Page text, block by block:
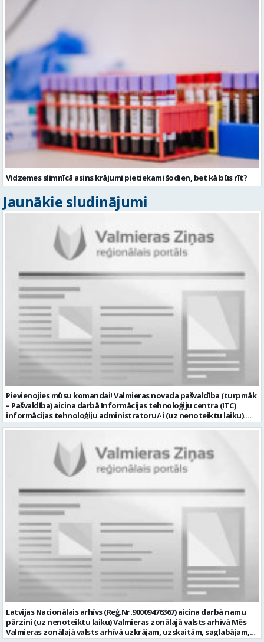
Vidzemes slimnīcā asins krājumi pietiekami šodien, bet kā būs rīt?
Jaunākie sludinājumi
Pievienojies mūsu komandai! Valmieras novada pašvaldība (turpmāk
– Pašvaldība) aicina darbā Informācijas tehnoloģiju centra (ITC)
informācijas tehnoloģiju administratoru/-i (uz nenoteiktu laiku).
Darba vieta: Rūjienas un Naukšēnu apvienību teritorijās Ja Tev ir
(turpmāk – IKT) saistīto problēmu pieteikumu pārvaldību un
operatīvu risināšanu; nodrošināt datortehnikas lietotāju atbalstu
un ar to saistīto problēmsituāciju risināšanu; uzstādīt, konfigurēt,
diagnosticēt un modernizēt Pašvaldības iestāžu datortehniku,
datortīklus un programmatūru, novērst kļūmes to darbībā;
kontrolēt ārējo pakalpojumu sniedzēju darbu izpildi Pašvaldības
iestādēs infrastruktūras uzturēšanā; sagatavot priekšlikumus par
IKT nomaiņu un efektīvāku izmantošanu; un ja Tev ir: vismaz vidējā
profesionālā izglītība informācijas tehnoloģiju jomā; darba
pieredze (ar informācijas tehnoloģijām saistītā jomā); izpratne par
datortehnikas un biroja tehnikas uzbūvi un problēmu risināšanas
secību; izpratne par datortīkla uzbūvi, tīkla iekārtu darbības
principiem; valsts valodas prasmes atbilstoši Valsts valodas likuma
prasībām; kompetences: ļoti labas organizatoriskās un saskarsmes
spējas, argumentācijas prasme; prasme patstāvīgi pieņemt
lēmumus; analītiskās spējas; augsta atbildības sajūta; precizitāte;
spēja strādāt individuāli un komandā; pašiniciatīva un spēja meklēt
un piedāvāt jaunus risinājumus; mēs piedāvājam: dinamisku,
interesantu un atbildīgu darbu un ideju īstenošanas iespējas uz
attīstību vērstā Pašvaldībā; pamatalgu pārbaudes laikā 1258,- EUR
Latvijas Nacionālais arhīvs (Reģ.Nr.90009476367) aicina darbā namu
pārzini (uz nenoteiktu laiku) Valmieras zonālajā valsts arhīvā Mēs
Valmieras zonālajā valsts arhīvā uzkrājam, uzskaitām, saglabājam,